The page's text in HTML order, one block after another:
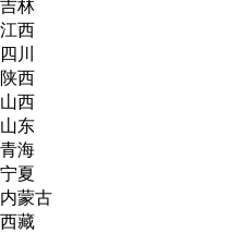
吉林
江西
四川
陕西
山西
山东
青海
宁夏
内蒙古
西藏